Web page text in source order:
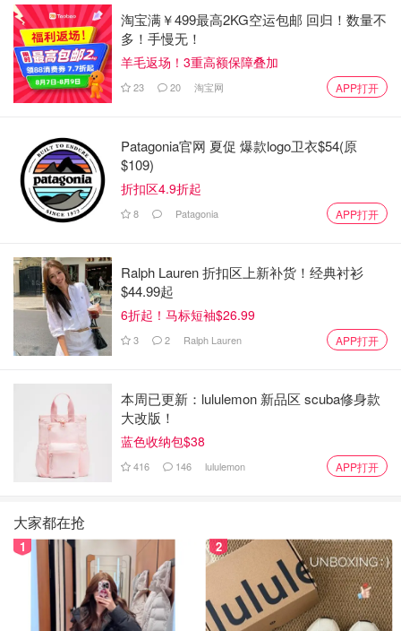
蒂埃（Claude Chappe）成功实现了光学电报的传输，这是
远程通信的一种早期形式。
电池（Battery）：1800年，意大利科学家亚历山德罗·伏尔
塔（Alessandro Volta）发明了伏打电堆，这是世界上第一
个能产生稳定电流的电池。
最早，Voigtländer主要从事光学仪器的制造，包括显微镜、
望远镜和其他光学设备。这些设备在当时的科学研究、地理
随着时间的推移，Voigtländer公司开始向摄影领域转型。在
1839年，法国人路易·达盖尔发明了第一种摄影技术——银
版摄影（Daguerreotype），这使得Voigtländer公司看到了
摄影市场的潜力。在19世纪初，Voigtländer开始生产相机
和镜头。1840年，Voigtländer推出了其第一款金属制的银
版摄影相机——Daguerreotype，成为世界上第一个生产金
属制摄影相机的公司。
Voigtländer不断创新和改进其产品线。在19世纪中叶，
Petzval）合作，共同设计并生产了世界上第一个快速的相
机镜头——佩措瓦尔镜头（Petzval lens）。这款镜头在当
时具有突破性的光学性能，对摄影领域产生了重要影响。
在20世纪，随着摄影技术的不断发展，Voigtländer继续生
产高质量的相机和镜头。在20世纪中叶，Voigtländer推出
淘宝满￥499最高2KG空运包邮 回归！数量不
多！手慢无！
羊毛返场！3重高额保障叠加
23 20 淘宝网 APP打开
Patagonia官网 夏促 爆款logo卫衣$54(原
$109)
折扣区4.9折起
8 Patagonia APP打开
Ralph Lauren 折扣区上新补货！经典衬衫
$44.99起
6折起！马标短袖$26.99
3 2 Ralph Lauren APP打开
本周已更新：lululemon 新品区 scuba修身款
大改版！
蓝色收纳包$38
416 146 lululemon APP打开
大家都在抢
1 2